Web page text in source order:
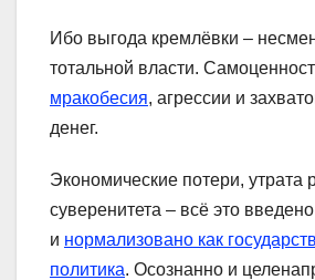
Ибо выгода кремлёвки –
тотальной власти.
мракобесия, агрессии и
денег.
Экономические потери, утрата
суверенитета – всё это
и нормализовано как
политика. Осознанно и